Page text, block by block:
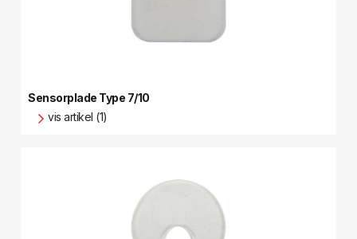
Sensorplade Type 7/10
vis artikel (1)